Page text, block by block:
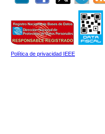
Política de privacidad IEEE